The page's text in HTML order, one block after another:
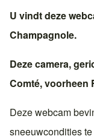
U vindt deze
Champagnole.
Deze camera,
Comté, voorheen
Deze webcam
sneeuwcondities